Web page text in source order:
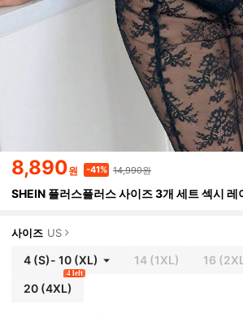
8,890원 -41% 14,990원
SHEIN 플러스플러스 사이즈 3개 세트 섹시 레
사이즈 US
4(S)- 10 (XL) 14 (1XL) 16
20(4XL)
4 left